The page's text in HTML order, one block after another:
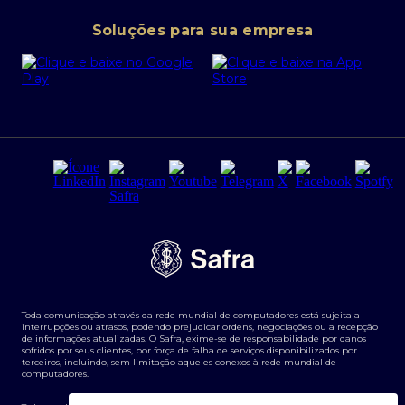
Portal da Privacidade
PRSAC
Regras e Parâmetros de Atuação Banco Safra
Segurança da Informação
Tarifas e serviços Pessoa Física
Transparência de remuneração
Termos e Condições para Portabilidade de Investimento
Cartão Safra Empresas
Empréstimo e financiamentos PJ
Derivativos
Agronegócios
Soluções para sua empresa
Toda comunicação através da rede mundial de computadores está sujeita a
interrupções ou atrasos, podendo prejudicar ordens, negociações ou a recepção
de informações atualizadas. O Safra, exime-se de responsabilidade por danos
sofridos por seus clientes, por força de falha de serviços disponibilizados por
terceiros, incluindo, sem limitação aqueles conexos à rede mundial de
computadores.